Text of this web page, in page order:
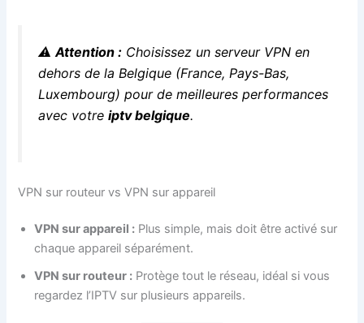
⚠️Attention : Choisissez un serveur VPN en
dehors de la Belgique (France, Pays-Bas,
Luxembourg) pour de meilleures performances
avec votreiptv belgique.
VPN sur routeur vs VPN sur appareil
VPN sur appareil : Plus simple, mais doit être activé sur
chaque appareil séparément.
VPN sur routeur : Protège tout le réseau, idéal si vous
regardez l’IPTV sur plusieurs appareils.